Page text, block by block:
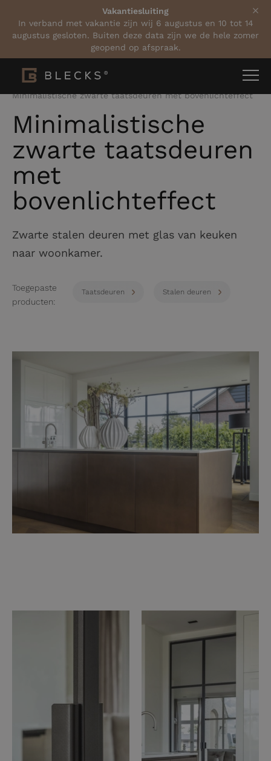
Vakantiesluiting
In verband met vakantie zijn wij 6 augustus en 10 tot 14
augustus gesloten. Buiten deze data zijn we de hele zomer
geopend op afspraak.
Home
Projecten
Minimalistische zwarte taatsdeuren met bovenlichteffect
Minimalistische
zwarte taatsdeuren
met
bovenlichteffect
Zwarte stalen deuren met glas van keuken
naar woonkamer.
Toegepaste
producten:
Taatsdeuren Stalen deuren